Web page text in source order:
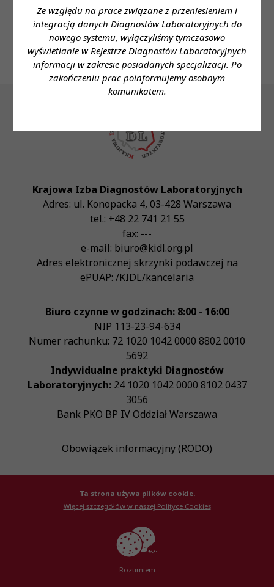
Ze względu na prace związane z przeniesieniem i
integracją danych Diagnostów Laboratoryjnych do
nowego systemu, wyłączyliśmy tymczasowo
wyświetlanie w Rejestrze Diagnostów Laboratoryjnych
informacji w zakresie posiadanych specjalizacji. Po
zakończeniu prac poinformujemy osobnym
komunikatem.
e-mail: aneta.majczyna@spzozrp.pl
Krajowa Izba Diagnostów Laboratoryjnych
Adres: ul. Konopacka 4, 03-428 Warszawa
tel.: +48 22 741 21 55
fax: ---
e-mail: biuro@kidl.org.pl
Adres elektronicznej skrzynki podawczej na
ePUAP: /KIDL/kancelaria
Biuro czynne w godzinach: 8:00 - 16:00
NIP 113-23-94-634
Numer rachunku: 72 1020 1042 0000 8802 0010
5692
Indywidualne praktyki Diagnostów
Laboratoryjnych:24 1020 1042 0000 8102 0437
3056
Bank PKO BP IV Oddział Warszawa
Obowiązek informacyjny (RODO)
© Krajowa Izba Diagnostów Laboratoryjnych 2026
Created by
Ta strona używa plików cookie.
Więcej szczegółów w naszej Polityce Cookies
Rozumiem